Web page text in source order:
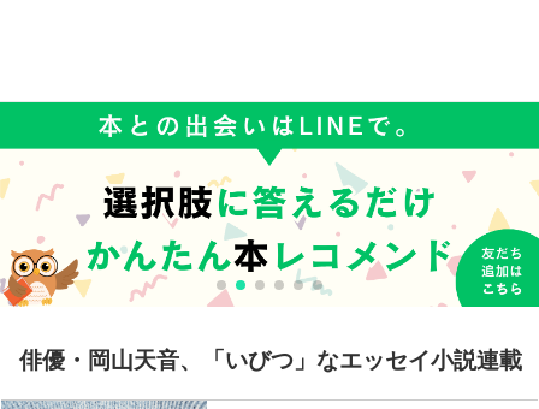
俳優・岡山天音、「いびつ」なエッセイ小説連載